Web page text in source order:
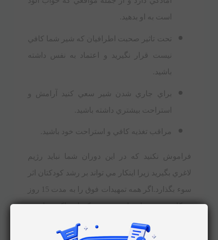
است به او بدهيد.
تحت تاثير صحبت اطرافيان که شير شما کافي
نيست قرار نگيريد و اعتماد به نفس داشته
باشيد.
براي جاري شدن شير سعي کنيد آرامش و
استراحت بيشتري داشته باشيد.
مراقب تغذيه کافي و استراحت خود باشيد.
فراموش نکنيد که در اين دوران شما نبايد رژيم
لاغري بگيريد زيرا اينکار مي تواند بر رشد کودکتان اثر
سوء بگذارد.
اگر همه تمهيدات فوق را به مدت 15 روز
به کار بستيد و با مراجعه به پزشک يا مراکز بهداشتي
درماني مشخص شد که باز هم وزن کودک شما